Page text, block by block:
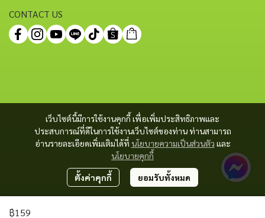
฿159
เว็บไซต์นี้มีการใช้งานคุกกี้ เพื่อเพิ่มประสิทธิภาพและ
ประสบการณ์ที่ดีในการใช้งานเว็บไซต์ของท่าน ท่านสามารถ
อ่านรายละเอียดเพิ่มเติมได้ที่ นโยบายความเป็นส่วนตัว และ
นโยบายคุกกี้
ตั้งค่าคุกกี้ ยอมรับทั้งหมด
CONTACT US